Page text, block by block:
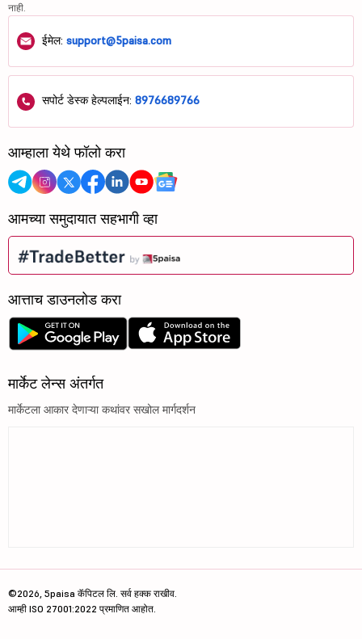
नाही.
ईमेल: support@5paisa.com
सपोर्ट डेस्क हेल्पलाईन: 8976689766
आम्हाला येथे फॉलो करा
आमच्या समुदायात सहभागी व्हा
आत्ताच डाउनलोड करा
मार्केट लेन्स अंतर्गत
मार्केटला आकार देणाऱ्या कथांवर सखोल मार्गदर्शन
©2026, 5paisa कॅपिटल लि. सर्व हक्क राखीव.
आम्ही ISO 27001:2022 प्रमाणित आहोत.